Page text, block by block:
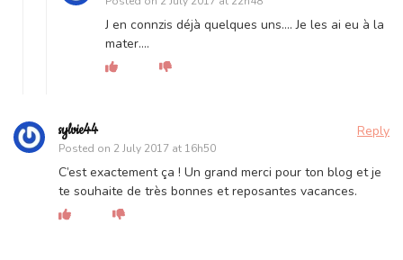
J en connzis déjà quelques uns…. Je les ai eu à la
mater….
sylvie44
Posted on 2 July 2017 at 16h50
Reply
C’est exactement ça ! Un grand merci pour ton blog et je
te souhaite de très bonnes et reposantes vacances.